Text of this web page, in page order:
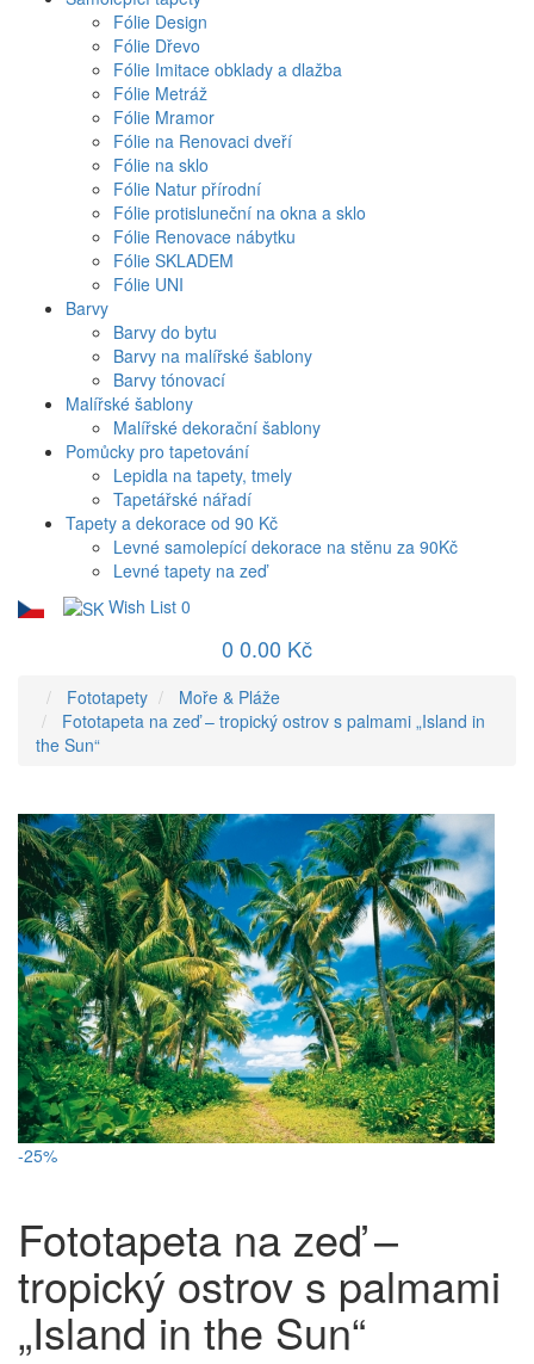
Fólie Design
Fólie Dřevo
Fólie Imitace obklady a dlažba
Fólie Metráž
Fólie Mramor
Fólie na Renovaci dveří
Fólie na sklo
Fólie Natur přírodní
Fólie protisluneční na okna a sklo
Fólie Renovace nábytku
Fólie SKLADEM
Fólie UNI
Barvy
Barvy do bytu
Barvy na malířské šablony
Barvy tónovací
Malířské šablony
Malířské dekorační šablony
Pomůcky pro tapetování
Lepidla na tapety, tmely
Tapetářské nářadí
Tapety a dekorace od 90 Kč
Levné samolepící dekorace na stěnu za 90Kč
Levné tapety na zeď
Wish List 0
0 0.00 Kč
Fototapety
Moře & Pláže
Fototapeta na zeď – tropický ostrov s palmami „Island in
the Sun“
-25%
Fototapeta na zeď –
tropický ostrov s palmami
„Island in the Sun“